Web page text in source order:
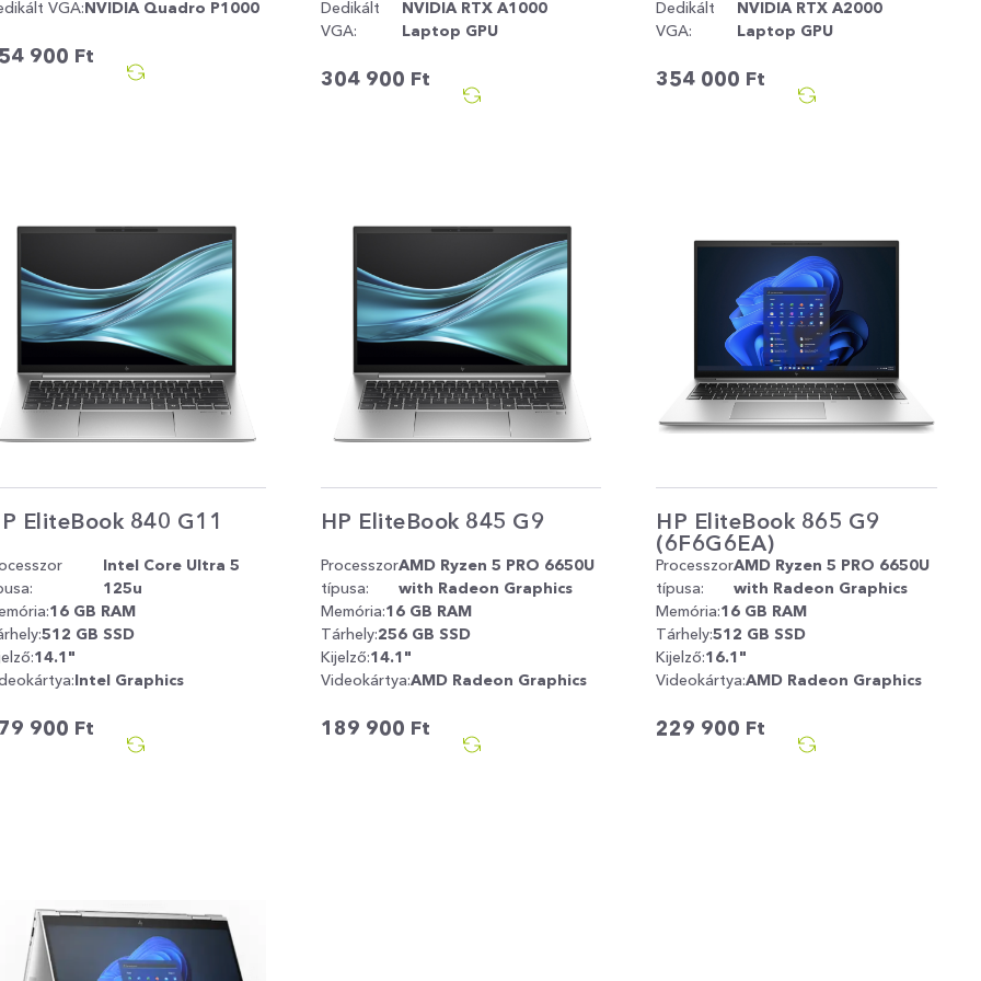
VGA:NVIDIA Quadro P1000
900 Ft
Dedikált
VGA:
NVIDIA RTX A1000
Laptop GPU
304 900 Ft
Dedikált
VGA:
NVIDIA RTX A2000
Laptop GPU
354 000 Ft
EliteBook 840 G11
Intel Core Ultra 5
125u
16 GB RAM
512 GB SSD
14.1"
Intel Graphics
900 Ft
HP EliteBook 845 G9
Processzor
típusa:
AMD Ryzen 5 PRO 6650U
with Radeon Graphics
Memória:16 GB RAM
Tárhely:256 GB SSD
Kijelző:14.1"
Videokártya:AMD Radeon Graphics
189 900 Ft
HP EliteBook 865 G9
(6F6G6EA)
Processzor
típusa:
AMD Ryzen 5 PRO 6650U
with Radeon Graphics
Memória:16 GB RAM
Tárhely:512 GB SSD
Kijelző:16.1"
Videokártya:AMD Radeon Graphics
229 900 Ft